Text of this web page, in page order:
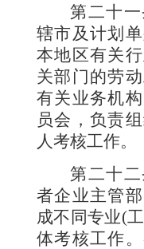
第二十
辖市及计划
本地区有关
关部门的劳
有关业务机
员会，负责
人考核工作。
第二十
者企业主管
成不同专业(
体考核工作